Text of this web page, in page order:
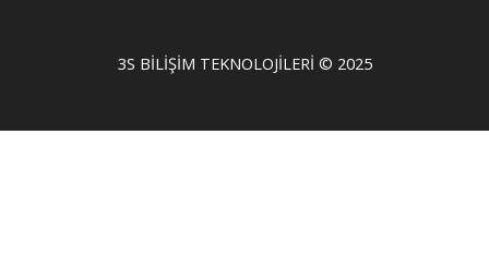
3S BILIŞIM TEKNOLOJILERI © 2025